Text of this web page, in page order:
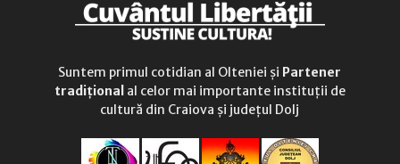
Suntem primul cotidian al Olteniei și Partener
tradițional al celor mai importante instituții de
cultură din Craiova și județul Dolj